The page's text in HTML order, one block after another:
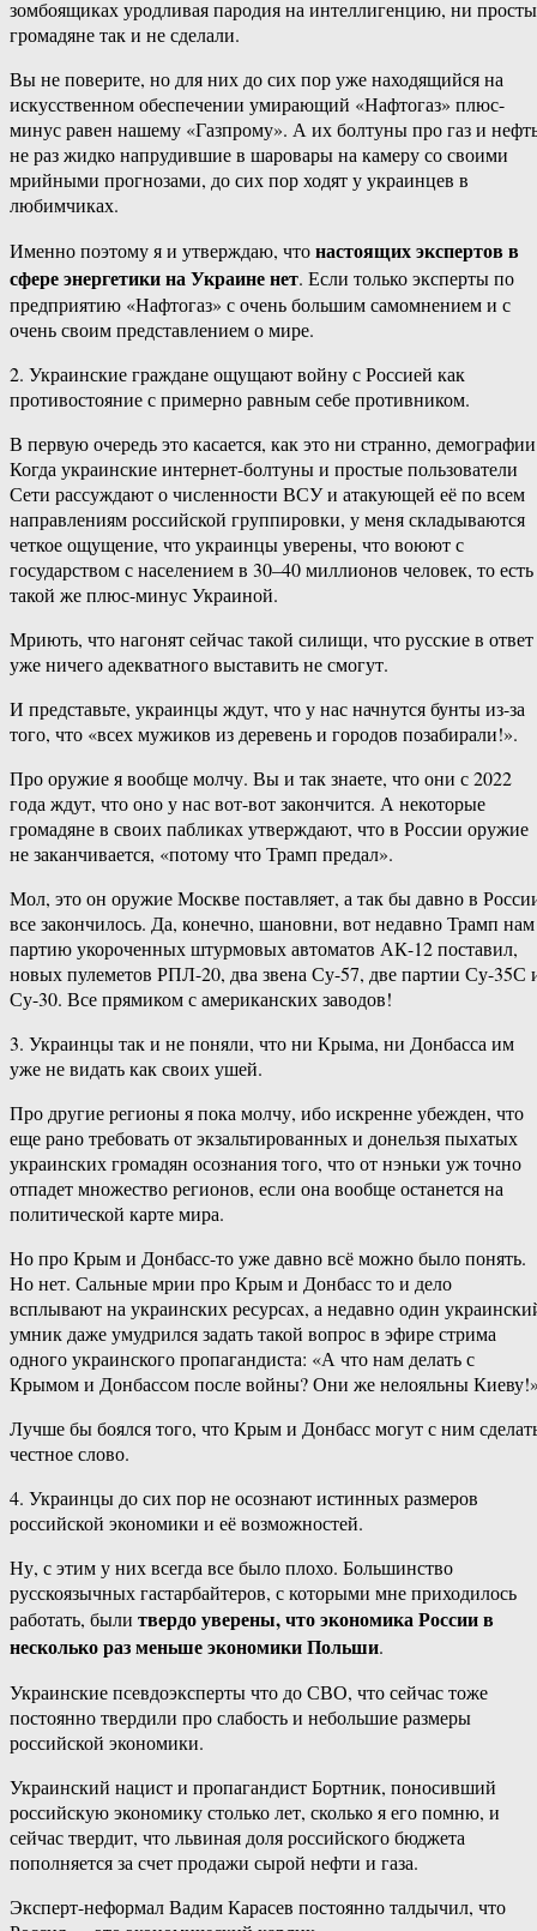
зомбоящиках уродливая пародия на интеллигенцию, ни
громадяне так и не сделали.
Вы не поверите, но для них до сих пор уже находящийся на
искусственном обеспечении умирающий «Нафтогаз» плюс-
минус равен нашему «Газпрому». А их болтуны про газ и
не раз жидко напрудившие в шаровары на камеру со своими
мрийными прогнозами, до сих пор ходят у украинцев в
любимчиках.
Именно поэтому я и утверждаю, чтонастоящих экспертов в
сфере энергетики на Украине нет. Если только эксперты по
предприятию «Нафтогаз» с очень большим самомнением и с
очень своим представлением о мире.
2. Украинские граждане ощущают войну с Россией как
противостояние с примерно равным себе противником.
В первую очередь это касается, как это ни странно,
Когда украинские интернет-болтуны и простые пользователи
Сети рассуждают о численности ВСУ и атакующей её по всем
направлениям российской группировки, у меня складываются
четкое ощущение, что украинцы уверены, что воюют с
государством с населением в 30–40 миллионов человек, то есть
такой же плюс-минус Украиной.
Мриють, что нагонят сейчас такой силищи, что русские в ответ
уже ничего адекватного выставить не смогут.
И представьте, украинцы ждут, что у нас начнутся бунты из-за
того, что «всех мужиков из деревень и городов позабирали!».
Про оружие я вообще молчу. Вы и так знаете, что они с 2022
года ждут, что оно у нас вот-вот закончится. А некоторые
громадяне в своих пабликах утверждают, что в России оружие
не заканчивается, «потому что Трамп предал».
Мол, это он оружие Москве поставляет, а так бы давно в
все закончилось. Да, конечно, шановни, вот недавно Трамп нам
партию укороченных штурмовых автоматов АК-12 поставил,
новых пулеметов РПЛ-20, два звена Су-57, две партии Су-35С
Су-30. Все прямиком с американских заводов!
3. Украинцы так и не поняли, что ни Крыма, ни Донбасса им
уже не видать как своих ушей.
Про другие регионы я пока молчу, ибо искренне убежден, что
еще рано требовать от экзальтированных и донельзя пыхатых
украинских громадян осознания того, что от нэньки уж точно
отпадет множество регионов, если она вообще останется на
политической карте мира.
Но про Крым и Донбасс-то уже давно всё можно было понять.
Но нет. Сальные мрии про Крым и Донбасс то и дело
всплывают на украинских ресурсах, а недавно один
умник даже умудрился задать такой вопрос в эфире стрима
одного украинского пропагандиста: «А что нам делать с
Крымом и Донбассом после войны? Они же нелояльны
Лучше бы боялся того, что Крым и Донбасс могут с ним
честное слово.
4. Украинцы до сих пор не осознают истинных размеров
российской экономики и её возможностей.
Ну, с этим у них всегда все было плохо. Большинство
русскоязычных гастарбайтеров, с которыми мне приходилось
работать, были твердо уверены, что экономика России в
несколько раз меньше экономики Польши.
Украинские псевдоэксперты что до СВО, что сейчас тоже
постоянно твердили про слабость и небольшие размеры
российской экономики.
Украинский нацист и пропагандист Бортник, поносивший
российскую экономику столько лет, сколько я его помню, и
сейчас твердит, что львиная доля российского бюджета
пополняется за счет продажи сырой нефти и газа.
Эксперт-неформал Вадим Карасев постоянно талдычил, что